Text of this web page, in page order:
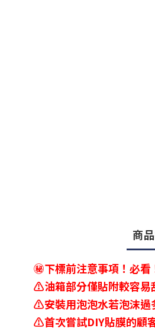
商
㊙️下標前注意事項！必看
⚠️油箱部分僅貼附較容易
⚠️安裝用泡泡水若泡沫過
⚠️首次嘗試DIY貼膜的顧